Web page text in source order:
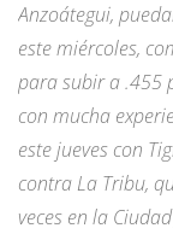
Anzoátegui,
este miércoles,
para subir a .455
con mucha
este jueves con
contra La Tribu,
veces en la